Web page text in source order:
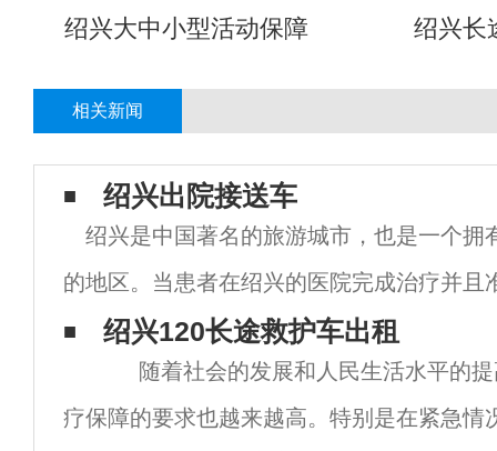
绍兴大中小型活动保障 绍兴长
相关新闻
绍兴出院接送车
绍兴是中国著名的旅游城市，也是一个拥
的地区。当患者在绍兴的医院完成治疗并且
院接送车成为了一个非常重要的问题。 绍
务以其高质量和便捷性而闻名。这些服务由
绍兴120长途救护车出租
随着社会的发展和人民生活水平的提
疗保障的要求也越来越高。特别是在紧急情